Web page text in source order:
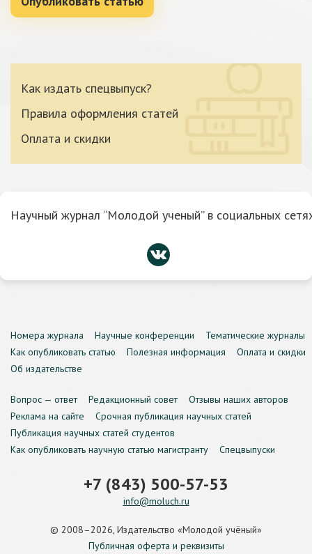
Как издать спецвыпуск?
Правила оформления статей
Оплата и скидки
Научный журнал “Молодой ученый” в социальных
Номера журнала Научные конференции
Тематические журналы
Как опубликовать статью
Полезная информация
Оплата и скидки
Об издательстве
Вопрос — ответ Редакционный совет
Отзывы наших авторов
Реклама на сайте
Срочная публикация научных статей
Публикация научных статей студентов
Как опубликовать научную статью магистранту
Спецвыпуски
+7 (843) 500-57-53
info@moluch.ru
© 2008–2026, Издательство «Молодой учёный»
Публичная оферта и реквизиты